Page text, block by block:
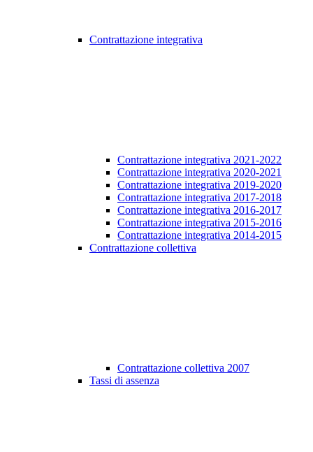
Contrattazione integrativa
Contrattazione integrativa 2021-2022
Contrattazione integrativa 2020-2021
Contrattazione integrativa 2019-2020
Contrattazione integrativa 2017-2018
Contrattazione integrativa 2016-2017
Contrattazione integrativa 2015-2016
Contrattazione integrativa 2014-2015
Contrattazione collettiva
Contrattazione collettiva 2007
Tassi di assenza